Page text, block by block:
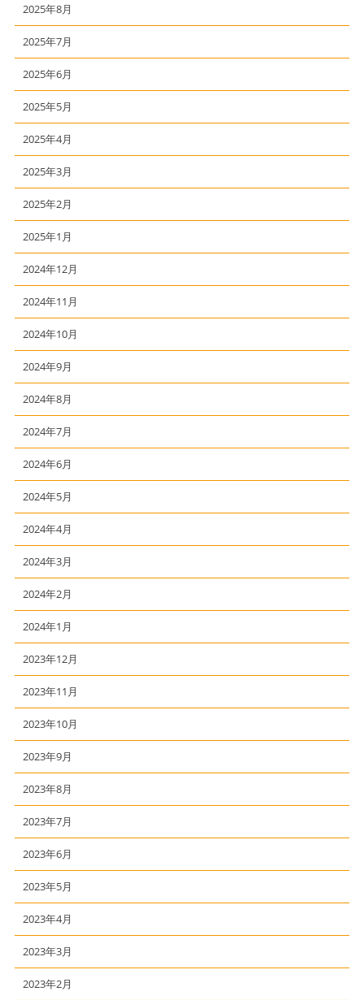
2025年8月
2025年7月
2025年6月
2025年5月
2025年4月
2025年3月
2025年2月
2025年1月
2024年12月
2024年11月
2024年10月
2024年9月
2024年8月
2024年7月
2024年6月
2024年5月
2024年4月
2024年3月
2024年2月
2024年1月
2023年12月
2023年11月
2023年10月
2023年9月
2023年8月
2023年7月
2023年6月
2023年5月
2023年4月
2023年3月
2023年2月